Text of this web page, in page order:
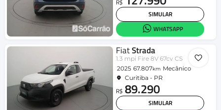
R$
SIMULAR
WHATSAPP
FiatStrada
1.3 mpi Fire 8V 67cv CS
2025 67.807km Mecânico
Curitiba - PR
R$ 89.290
SIMULAR